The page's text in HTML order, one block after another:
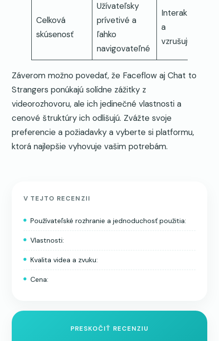
Celková
skúsenosť
Užívateľsky
prívetivé a
ľahko
navigovateľné
Interaktívne
a
vzrušujúce
Záverom možno povedať, že Faceflow aj Chat to
Strangers ponúkajú solídne zážitky z
videorozhovoru, ale ich jedinečné vlastnosti a
cenové štruktúry ich odlišujú. Zvážte svoje
preferencie a požiadavky a vyberte si platformu,
ktorá najlepšie vyhovuje vašim potrebám.
V TEJTO RECENZII
Používateľské rozhranie a jednoduchosť použitia:
Vlastnosti:
Kvalita videa a zvuku:
Cena:
PRESKOČIŤ RECENZIU